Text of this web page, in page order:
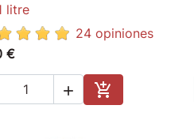

litre
24 opiniones
€
 
Add to cart